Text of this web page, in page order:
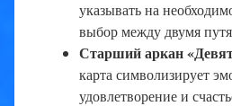
указывать на
выбор между двумя
Старший аркан
карта символизирует
удовлетворение и